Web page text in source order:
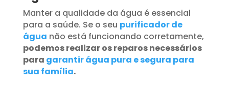
Manter a qualidade da água é essencial
para a saúde. Se o seu purificador de
água não está funcionando corretamente,
podemos realizar os reparos necessários
para garantir água pura e segura para
sua família.